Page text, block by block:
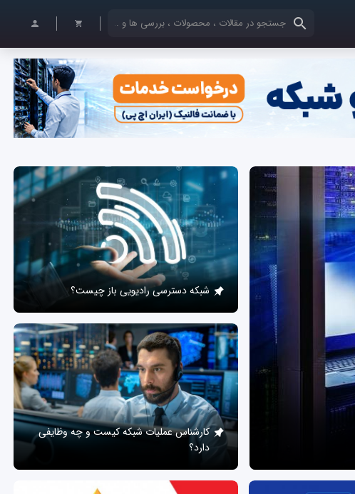
کلمات کلیدی خود را وارد کنید
شبکه دسترسی رادیویی باز چیست؟
کارشناس عملیات شبکه کیست و چه وظایفی
دارد؟